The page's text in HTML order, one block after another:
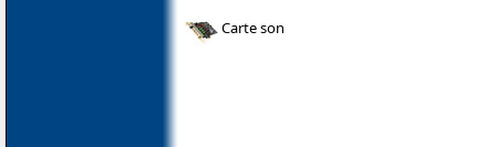
Carte son